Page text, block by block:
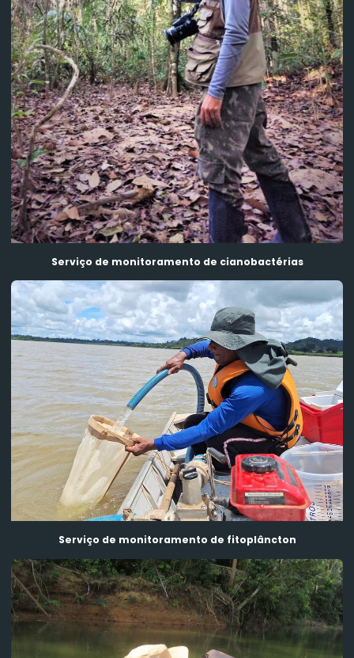
aquáticas
Serviço de monitoramento hidrogeológico
Serviço de monitoramento hidrossedimentológico
Serviço de monitoramento topobatimétrico
Serviços para limnologia
Monitoramento de fitoplâncton
Serviço de monitoramento de fitoplâncton
Serviço de monitoramento de cianobactérias
Serviço de monitoramento de fitoplâncton